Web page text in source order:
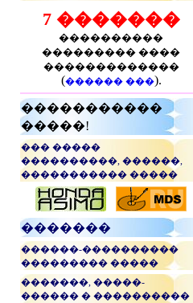
7 �������
����������
��������� ����
�������������
(������ ���).
�����������
�����!
��� �����
����������, ������,
����������� �����
�������
������-����������
��������� �����
�������, �����-
������ � ����������